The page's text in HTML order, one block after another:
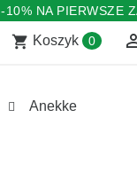
-10% NA PIERWSZE
shopping_cart Koszyk 0
Anekke